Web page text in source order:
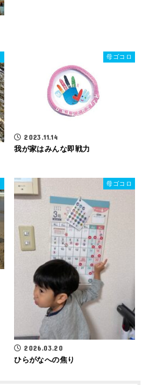
母ゴコロ
2023.11.14
我が家はみんな即戦力
母ゴコロ
2026.03.20
ひらがなへの焦り